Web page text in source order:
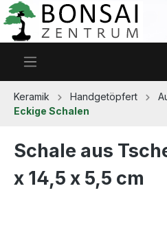
Zum Hauptinhalt springen
Keramik Handgetöpfert
Eckige Schalen
Schale aus
x 14,5 x 5,5 cm